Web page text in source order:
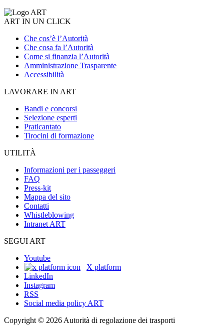
ART IN UN CLICK
Che cos’è l’Autorità
Che cosa fa l’Autorità
Come si finanzia l’Autorità
Amministrazione Trasparente
Accessibilità
LAVORARE IN ART
Bandi e concorsi
Selezione esperti
Praticantato
Tirocini di formazione
UTILITÀ
Informazioni per i passeggeri
FAQ
Press-kit
Mappa del sito
Contatti
Whistleblowing
Intranet ART
SEGUI ART
Youtube
X platform
LinkedIn
Instagram
RSS
Social media policy ART
Copyright © 2026 Autorità di regolazione dei trasporti